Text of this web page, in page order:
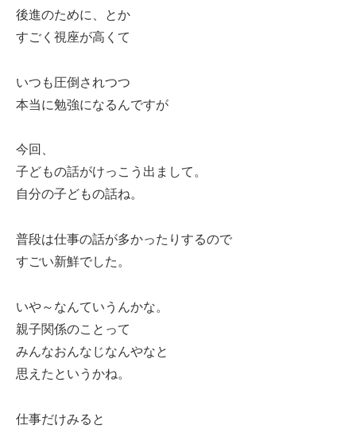
後進のために、とか
すごく視座が高くて
いつも圧倒されつつ
本当に勉強になるんですが
今回、
子どもの話がけっこう出まして。
自分の子どもの話ね。
普段は仕事の話が多かったりするので
すごい新鮮でした。
いや～なんていうんかな。
親子関係のことって
みんなおんなじなんやなと
思えたというかね。
仕事だけみると